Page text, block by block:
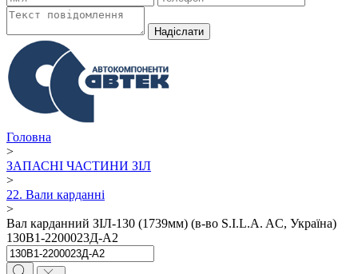
Надiслати
Головна
>
ЗАПАСНІ ЧАСТИНИ ЗІЛ
>
22. Вали карданні
>
Вал карданний ЗІЛ-130 (1739мм) (в-во S.I.L.A. AC, Україна)
130В1-2200023Д-А2